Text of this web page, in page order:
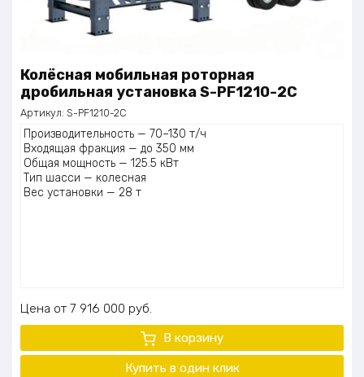
Колёсная мобильная роторная
дробильная установка S-PF1210-2C
Артикул: S-PF1210-2C
Производительность — 70–130 т/ч
Входящая фракция — до 350 мм
Общая мощность — 125.5 кВт
Тип шасси — колесная
Вес установки — 28 т
Цена 7 916 000 руб.
В корзину
Купить в один клик